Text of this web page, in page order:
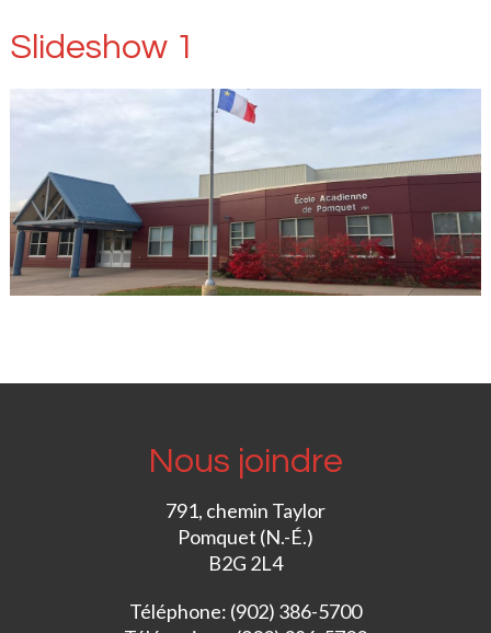
Slideshow 1
Nous joindre
791, chemin Taylor
Pomquet (N.-É.)
B2G 2L4
Téléphone: (902) 386-5700